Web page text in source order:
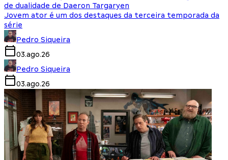
de dualidade de Daeron Targaryen
Jovem ator é um dos destaques da terceira temporada da
série
Pedro Siqueira
03.ago.26
Pedro Siqueira
03.ago.26